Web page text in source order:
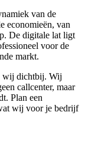
van de
economieën, van
De digitale lat ligt
voor de
markt.
wij dichtbij. Wij
callcenter, maar
Plan een
wij voor je bedrijf